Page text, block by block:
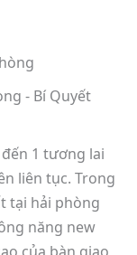
1 tương lai
liên tục. Trong
tại hải phòng
năng new